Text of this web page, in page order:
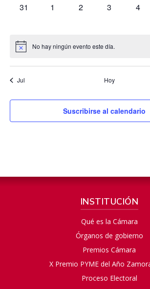
0
31
0
1
0
2
0
3
0
4
No hay ningún evento este día.
Jul Hoy
Suscribirse al calendario
INSTITUCIÓN
Qué es la Cámara
Órganos de gobierno
Premios Cámara
X Premio PYME del Año
Proceso Electoral